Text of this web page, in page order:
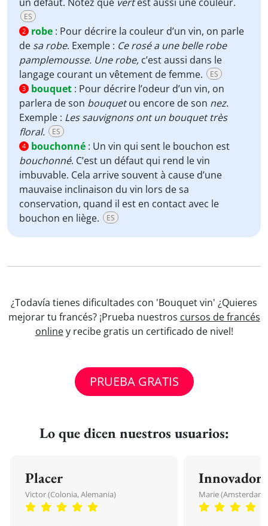
ES
2 robe : Pour décrire la couleur d’un vin, on parle
de sa robe. Exemple : Ce rosé a une belle robe
pamplemousse. Une robe, c’est aussi dans le
langage courant un vêtement de femme.
ES
3 bouquet : Pour décrire l’odeur d’un vin, on
parlera de son bouquetou encore de son nez.
Exemple : Les sauvignons ont un bouquet très
floral.
ES
4 bouchonné : Un vin qui sent le bouchon est
bouchonné. C’est un défaut qui rend le vin
imbuvable. Cela arrive souvent à cause d’une
mauvaise inclinaison du vin lors de sa
conservation, quand il est en contact avec le
bouchon en liège.
ES
¿Todavía tienes dificultades con 'Bouquet vin' ¿Quieres
mejorar tu francés? ¡Prueba nuestros cursos de francés
onliney recibe gratis un certificado de nivel!
PRUEBA GRATIS
Lo que dicen nuestros usuarios:
Placer
Victor (Colonia, Alemania)
Innovador
Marie (Amsterdam,